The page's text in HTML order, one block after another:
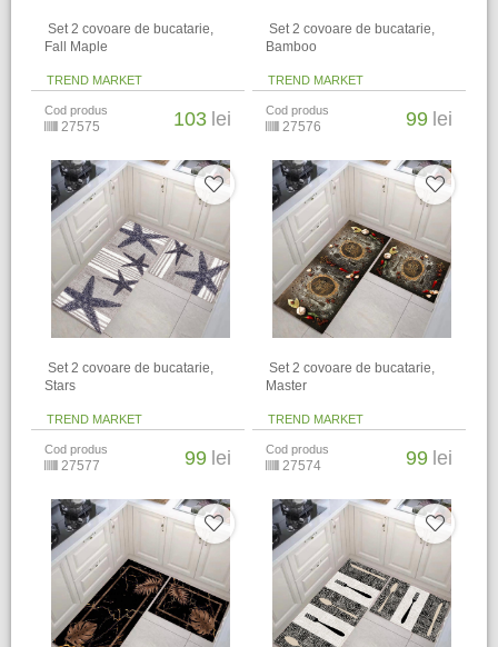
​ Set 2 covoare de bucatarie,
Fall Maple
TREND MARKET
Cod produs
27575 103 lei
​ Set 2 covoare de bucatarie,
Bamboo
TREND MARKET
Cod produs
27576 99 lei
​ Set 2 covoare de bucatarie,
Stars
TREND MARKET
Cod produs
27577 99 lei
​ Set 2 covoare de bucatarie,
Master
TREND MARKET
Cod produs
27574 99 lei